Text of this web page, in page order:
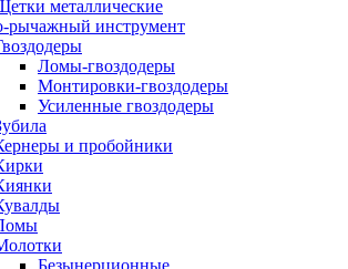
металлические
рычажный инструмент
Ломы-гвоздодеры
Монтировки-гвоздодеры
Усиленные гвоздодеры
и пробойники
Безынерционные